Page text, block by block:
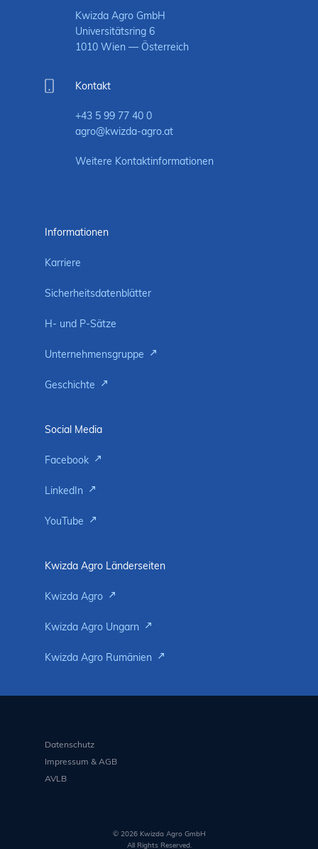
Kwizda Agro GmbH
Universitätsring 6
1010 Wien — Österreich
Kontakt
+43 5 99 77 40 0
agro@kwizda-agro.at
Weitere Kontaktinformationen
Informationen
Karriere
Sicherheitsdatenblätter
H- und P-Sätze
Unternehmensgruppe
Geschichte
Social Media
Facebook
LinkedIn
YouTube
Kwizda Agro Länderseiten
Kwizda Agro
Kwizda Agro Ungarn
Kwizda Agro Rumänien
Datenschutz
Impressum & AGB
AVLB
© 2026 Kwizda Agro GmbH
All Rights Reserved.